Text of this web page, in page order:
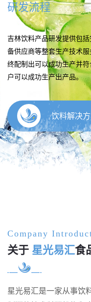
15年来，星光易汇技术团
料科技研究所拥有工程师
吉林配制酒产品研发技术
公司详情
Company
关于 星光易汇食
星光易汇是一家从事饮